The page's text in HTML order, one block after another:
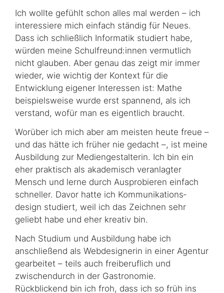
Ich wollte gefühlt schon alles mal werden – ich
interessiere mich einfach ständig für Neues.
Dass ich schließlich Informatik studiert habe,
würden meine Schulfreund:innen vermutlich
nicht glauben. Aber genau das zeigt mir immer
wieder, wie wichtig der Kontext für die
Entwicklung eigener Interessen ist: Mathe
beispielsweise wurde erst spannend, als ich
verstand, wofür man es eigentlich braucht.
Worüber ich mich aber am meisten heute freue –
und das hätte ich früher nie gedacht –, ist meine
Ausbildung zur Mediengestalterin. Ich bin ein
eher praktisch als akademisch veranlagter
Mensch und lerne durch Ausprobieren einfach
schneller. Davor hatte ich Kommunikations­
design studiert, weil ich das Zeichnen sehr
geliebt habe und eher kreativ bin.
Nach Studium und Ausbildung habe ich
anschließend als Webdesignerin in einer Agentur
gearbeitet – teils auch freiberuflich und
zwischendurch in der Gastronomie.
Rückblickend bin ich froh, dass ich so früh ins